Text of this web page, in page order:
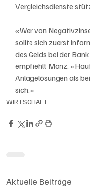
Vergleichsdienste
«Wer von
sollte sich zuerst
des Gelds bei der
empfiehlt Manz.
Anlagelösungen als
sich.»
WIRTSCHAFT
Aktuelle Beiträge